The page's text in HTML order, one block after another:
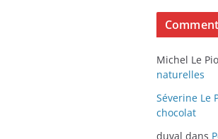
Michel Le
naturelles
Séverine Le
chocolat
duval dans